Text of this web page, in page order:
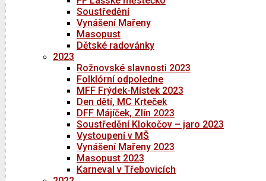
Soustředění
Vynášení Mařeny
Masopust
Dětské radovánky
2023
Rožnovské slavnosti 2023
Folklórní odpoledne
MFF Frýdek-Místek 2023
Den dětí, MC Krteček
DFF Májíček, Zlín 2023
Soustředění Klokočov – jaro 2023
Vystoupení v MŠ
Vynášení Mařeny 2023
Masopust 2023
Karneval v Třebovicích